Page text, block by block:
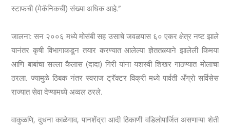
स्टाफची (मेकॅनिकची) संख्या अधिक आहे.”
जालना: सन २००६ मध्ये मोसंबी सह उसाचे जवळपास ६० एकर क्षेत्र नष्ट झाले
यानंतर कृषी विभागाकडून तयार करण्यात आलेल्या ज्ञेततळ्याने झालेली किमया
आणि बाबांचा सल्ला कैलास (दादा) गिरी यांना यशस्वी शिखर गाठण्यात मोलाचा
ठरला. ज्यामुळे ठिबक नंतर स्वराज ट्रॅक्टर विक्री मध्ये पार्वती अँग्रो सर्विसेस
राज्यात सेवा देण्यामध्ये अव्वल ठरले.
वाकुळणि, दुधना काळेगाव, पानशेंद्रा आदी ठिकाणी वडिलोपार्जित असणाऱ्या शेती